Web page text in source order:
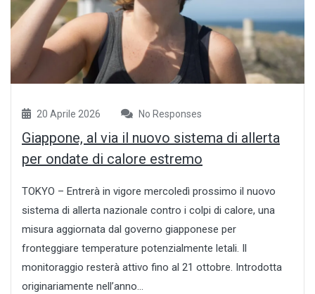
20 Aprile 2026 No Responses
Giappone, al via il nuovo sistema di allerta
per ondate di calore estremo
TOKYO – Entrerà in vigore mercoledì prossimo il nuovo
sistema di allerta nazionale contro i colpi di calore, una
misura aggiornata dal governo giapponese per
fronteggiare temperature potenzialmente letali. Il
monitoraggio resterà attivo fino al 21 ottobre. Introdotta
originariamente nell’anno...